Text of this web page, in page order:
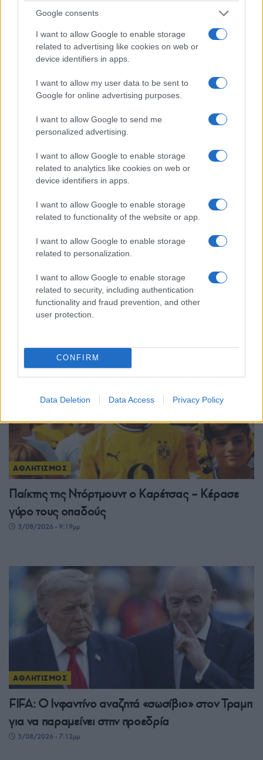
Google consents
I want to allow Google to enable storage
related to advertising like cookies on web or
device identifiers in apps.
I want to allow my user data to be sent to
Google for online advertising purposes.
I want to allow Google to send me
personalized advertising.
I want to allow Google to enable storage
related to analytics like cookies on web or
device identifiers in apps.
I want to allow Google to enable storage
related to functionality of the website or app.
I want to allow Google to enable storage
related to personalization.
I want to allow Google to enable storage
related to security, including authentication
functionality and fraud prevention, and other
user protection.
CONFIRM
Data Deletion Data Access Privacy Policy
ΑΘΛΗΤΙΣΜΟΣ
Champions League: «Κόλλησε» στο 0-0 με τη
Ναϊμέγκεν ο Ολυμπιακός
ΑΘΛΗΤΙΣΜΟΣ
Μόντρεαλ: Αποφασιστικός Τσιτσιπάς, πέρασε
στον δεύτερο γύρο
4/08/2026 - 9:51μμ
ΑΘΛΗΤΙΣΜΟΣ
Παίκτης της Ντόρτμουντ ο Καρέτσας – Κέρασε
γύρο τους οπαδούς
3/08/2026 - 9:19μμ
ΑΘΛΗΤΙΣΜΟΣ
FIFA: Ο Ινφαντίνο αναζητά «σωσίβιο» στον Τραμπ
για να παραμείνει στην προεδρία
3/08/2026 - 7:12μμ